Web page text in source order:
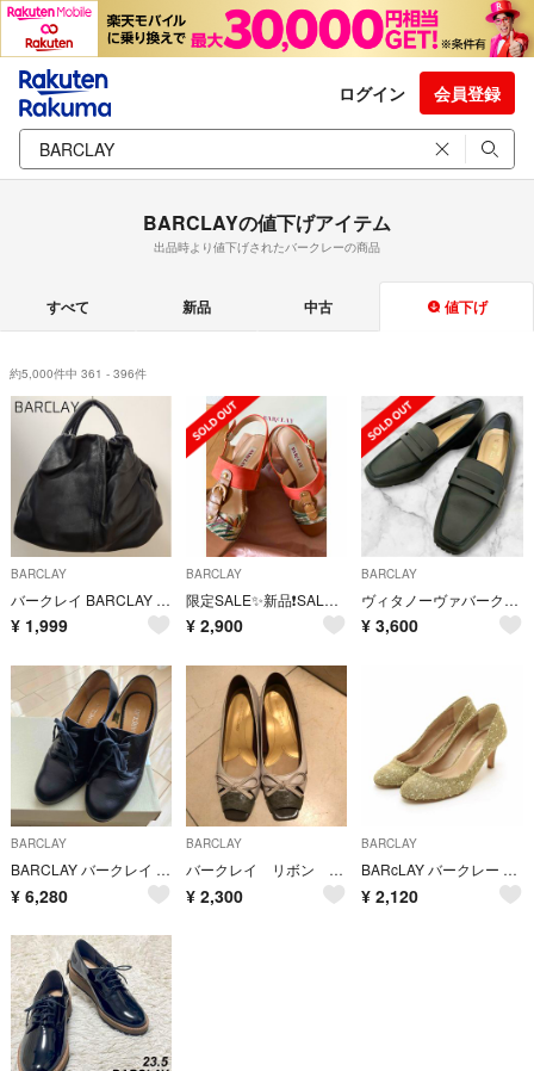
ログイン 会員登録
BARCLAYの値下げアイテム
出品時より値下げされたバークレーの商品
すべて 新品 中古 値下げ
約5,000件中 361 - 396件
BARCLAY
バークレイ BARCLAY ハンドバッグ ショルダーバッグ レディース 黒
¥ 1,999
BARCLAY
限定SALE✨新品❗️SALE‼️【BARCLAY】サンダル
¥ 2,900
BARCLAY
ヴィタノーヴァバークレー コインローファースリッポン ブラック黒 スクエアトゥ
¥ 3,600
BARCLAY
BARCLAY バークレイ パンプス 22cm
¥ 6,280
BARCLAY
バークレイ リボン パンプス 23.5 EE
¥ 2,300
BARCLAY
BARcLAY バークレー ○パンプス ラメジャガードハイヒール サイズ23.5cm/H7cm レディース 日本製 ベージュ ゴールド
¥ 2,120